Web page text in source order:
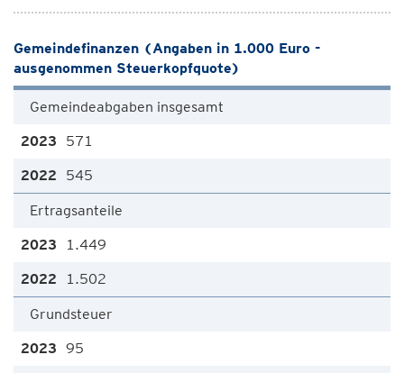
Gemeindefinanzen (Angaben in 1.000 Euro -
ausgenommen Steuerkopfquote)
Gemeindeabgaben insgesamt
571
545
Ertragsanteile
1.449
1.502
Grundsteuer
95